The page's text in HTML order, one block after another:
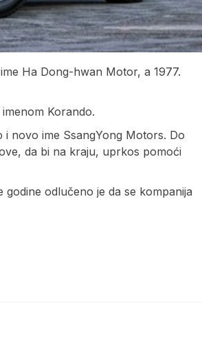
Ha Dong-hwan Motor, a 1977.
Korando.
novo ime SsangYong Motors. Do
da bi na kraju, uprkos pomoći
odlučeno je da se kompanija